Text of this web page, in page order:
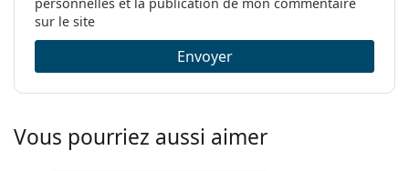
sur le site
Envoyer
Vous pourriez aussi aimer